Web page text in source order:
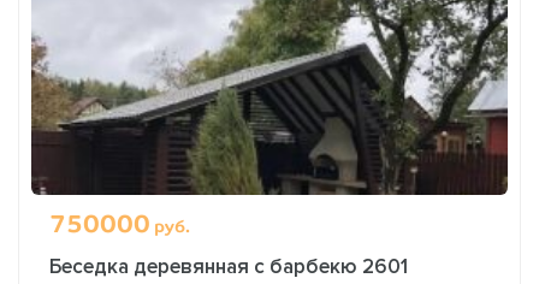
750000 руб.
Беседка деревянная с барбекю 2601